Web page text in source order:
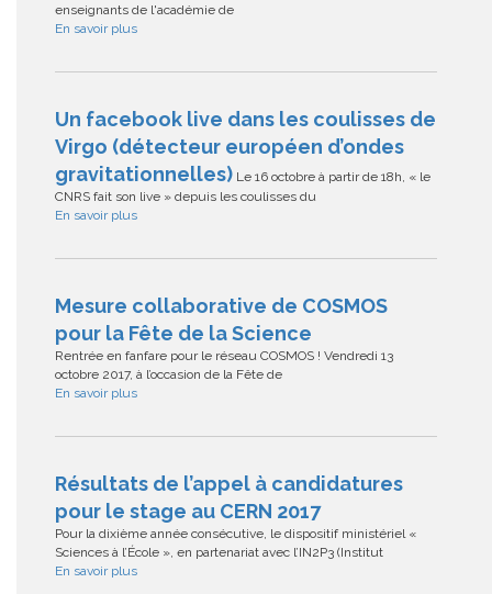
enseignants de l'académie de
En savoir plus
Un facebook live dans les coulisses de
Virgo (détecteur européen d’ondes
gravitationnelles) Le 16 octobre à partir de 18h, « le
CNRS fait son live » depuis les coulisses du
En savoir plus
Mesure collaborative de COSMOS
pour la Fête de la Science
Rentrée en fanfare pour le réseau COSMOS ! Vendredi 13
octobre 2017, à l’occasion de la Fête de
En savoir plus
Résultats de l’appel à candidatures
pour le stage au CERN 2017
Pour la dixième année consécutive, le dispositif ministériel «
Sciences à l’École », en partenariat avec l’IN2P3 (Institut
En savoir plus